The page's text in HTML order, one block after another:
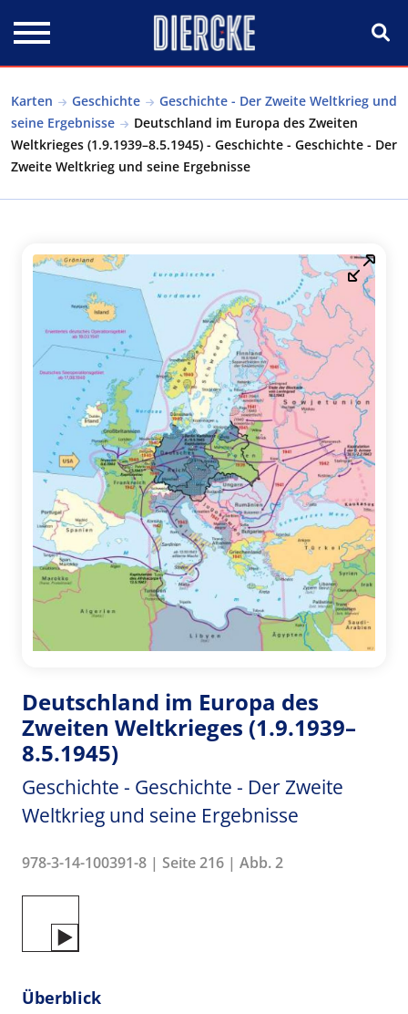
Karten Geschichte
Geschichte - Der Zweite Weltkrieg und
seine Ergebnisse
Deutschland im Europa des Zweiten
Weltkrieges (1.9.1939–8.5.1945) - Geschichte - Geschichte - Der
Zweite Weltkrieg und seine Ergebnisse
Deutschland im Europa des
Zweiten Weltkrieges (1.9.1939–
8.5.1945)
Geschichte - Geschichte - Der Zweite
Weltkrieg und seine Ergebnisse
978-3-14-100391-8 | Seite 216 | Abb. 2
Überblick